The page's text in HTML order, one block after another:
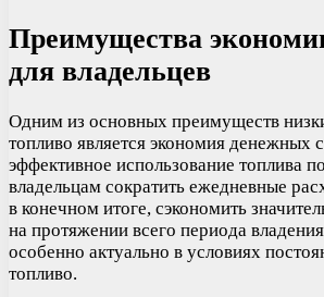
Преимущества
для владельцев
Одним из основных преимуществ
топливо является экономия денежных
эффективное использование топлива
владельцам сократить ежедневные
в конечном итоге, сэкономить
на протяжении всего периода
особенно актуально в условиях
топливо.